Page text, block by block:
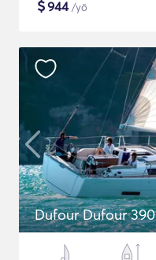
$944/yö
Dufour Dufour 390